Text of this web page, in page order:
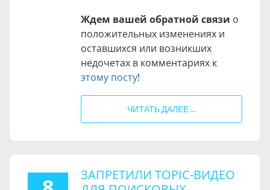
Ждем вашей обратной связи о
положительных изменениях и
оставшихся или возникших
недочетах в комментариях к
этому посту!
ЧИТАТЬ ДАЛЕЕ ...
ЗАПРЕТИЛИ TOPIC-ВИДЕО